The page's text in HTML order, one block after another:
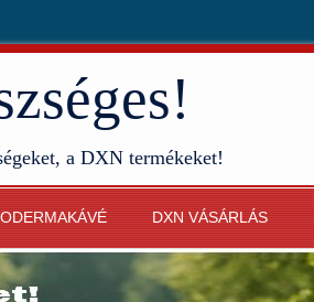
a DXN termékeket!
DXN VÁSÁRLÁS